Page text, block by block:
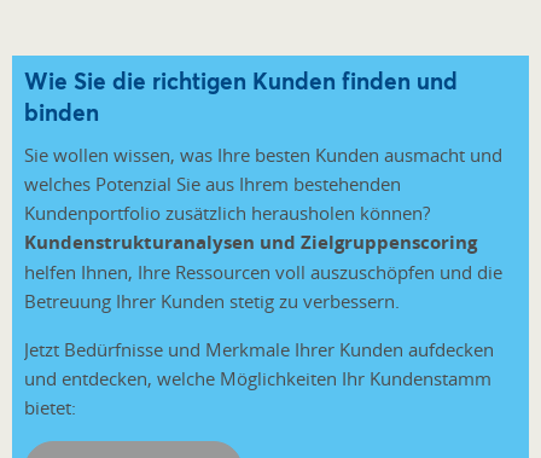
Wie Sie die richtigen Kunden finden und
binden
Sie wollen wissen, was Ihre besten Kunden ausmacht und
welches Potenzial Sie aus Ihrem bestehenden
Kundenportfolio zusätzlich herausholen können?
Kundenstrukturanalysen und Zielgruppenscoring
helfen Ihnen, Ihre Ressourcen voll auszuschöpfen und die
Betreuung Ihrer Kunden stetig zu verbessern.
Jetzt Bedürfnisse und Merkmale Ihrer Kunden aufdecken
und entdecken, welche Möglichkeiten Ihr Kundenstamm
bietet: